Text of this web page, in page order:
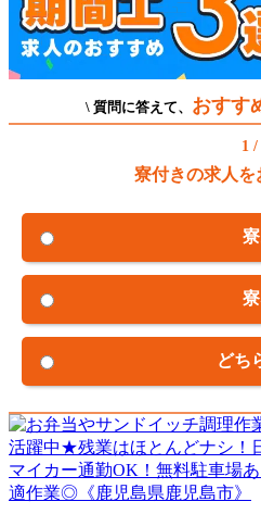
\ 質問に答えて、 おすす
1 /
寮付きの求人を
どち